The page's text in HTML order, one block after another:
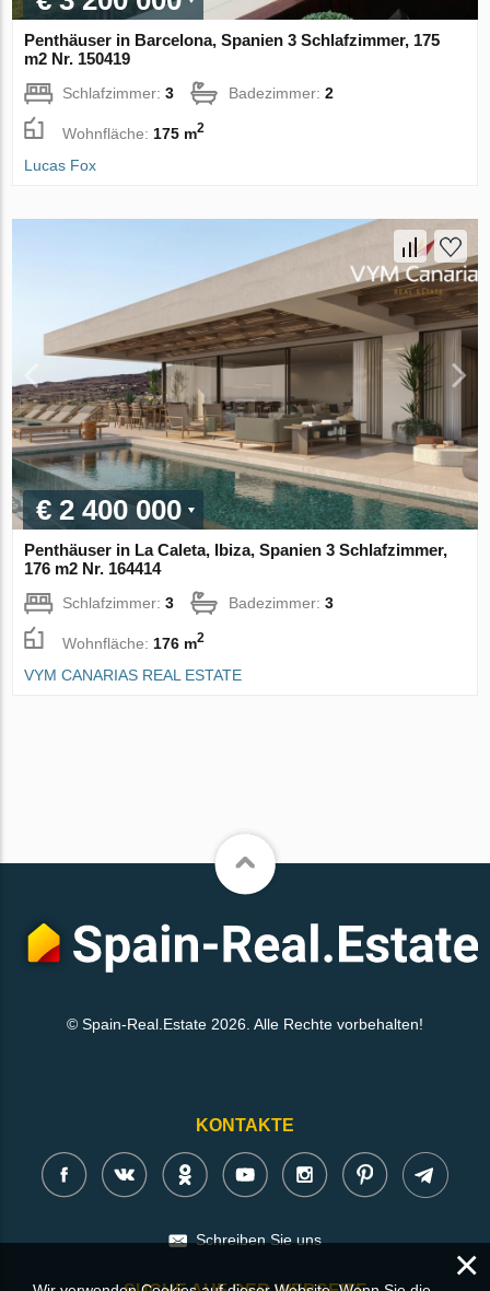
Penthäuser in Barcelona, Spanien 3 Schlafzimmer, 175
m2 Nr. 150419
Schlafzimmer:3 Badezimmer:2
Wohnfläche: 175 m2
Lucas Fox
€ 2 400 000
Penthäuser in La Caleta, Ibiza, Spanien 3 Schlafzimmer,
176 m2 Nr. 164414
Schlafzimmer:3 Badezimmer:3
Wohnfläche: 176 m2
VYM CANARIAS REAL ESTATE
© Spain-Real.Estate 2026. Alle Rechte vorbehalten!
KONTAKTE
Schreiben Sie uns
×